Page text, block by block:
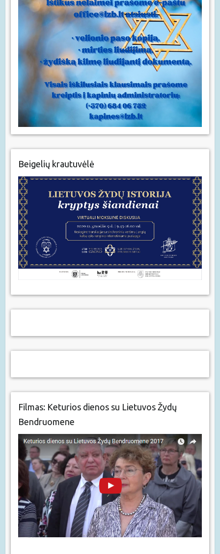
Beigelių krautuvėlė
Filmas: Keturios dienos su Lietuvos Žydų
Bendruomene